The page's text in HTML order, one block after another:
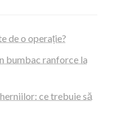
de o operație?
bumbac ranforce la
ce trebuie să